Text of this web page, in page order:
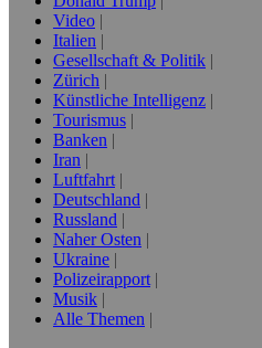
Video
Italien
Gesellschaft & Politik
Zürich
Künstliche Intelligenz
Tourismus
Banken
Iran
Luftfahrt
Deutschland
Russland
Naher Osten
Ukraine
Polizeirapport
Musik
Alle Themen